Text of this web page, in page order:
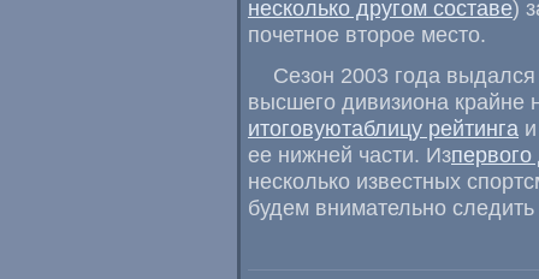
несколько другом составе)
почетное второе место.
Сезон 2003 года
высшего дивизиона крайне
итоговуютаблицу рейтинга
ее нижней части. Из
несколько известных
будем внимательно